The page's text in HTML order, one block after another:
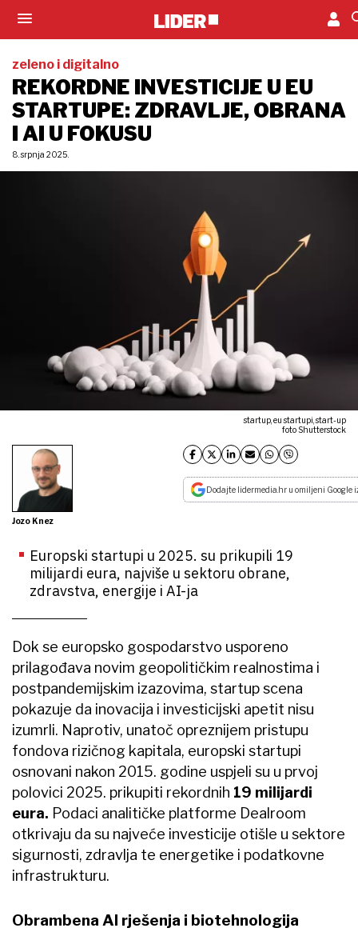
zeleno i digitalno
REKORDNE INVESTICIJE U EU
STARTUPE: ZDRAVLJE, OBRANA
I AI U FOKUSU
8. srpnja 2025.
startup, eu startupi, start-up
foto Shutterstock
Jozo Knez
Dodajte lidermedia.hr u omiljeni Google
Europski startupi u 2025. su prikupili 19
milijardi eura, najviše u sektoru obrane,
zdravstva, energije i AI-ja
Dok se europsko gospodarstvo usporeno
prilagođava novim geopolitičkim realnostima i
postpandemijskim izazovima, startup scena
pokazuje da inovacija i investicijski apetit nisu
izumrli. Naprotiv, unatoč opreznijem pristupu
fondova rizičnog kapitala, europski startupi
osnovani nakon 2015. godine uspjeli su u prvoj
polovici 2025. prikupiti rekordnih 19 milijardi
eura. Podaci analitičke platforme Dealroom
otkrivaju da su najveće investicije otišle u sektore
sigurnosti, zdravlja te energetike i podatkovne
infrastrukturu.
Obrambena AI rješenja i biotehnologija